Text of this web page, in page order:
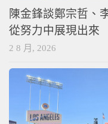
陳金鋒談鄭宗哲、
從努力中展現出來
2 8 月, 2026